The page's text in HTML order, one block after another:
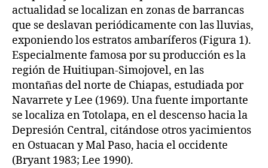
actualidad se localizan en zonas de barrancas
que se deslavan periódicamente con las lluvias,
exponiendo los estratos ambaríferos (Figura 1).
Especialmente famosa por su producción es la
región de Huitiupan-Simojovel, en las
montañas del norte de Chiapas, estudiada por
Navarrete y Lee (1969). Una fuente importante
se localiza en Totolapa, en el descenso hacia la
Depresión Central, citándose otros yacimientos
en Ostuacan y Mal Paso, hacia el occidente
(Bryant 1983; Lee 1990).